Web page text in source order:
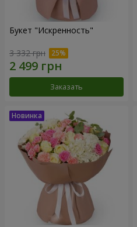
Букет "Искренность"
3 332 грн
Заказать